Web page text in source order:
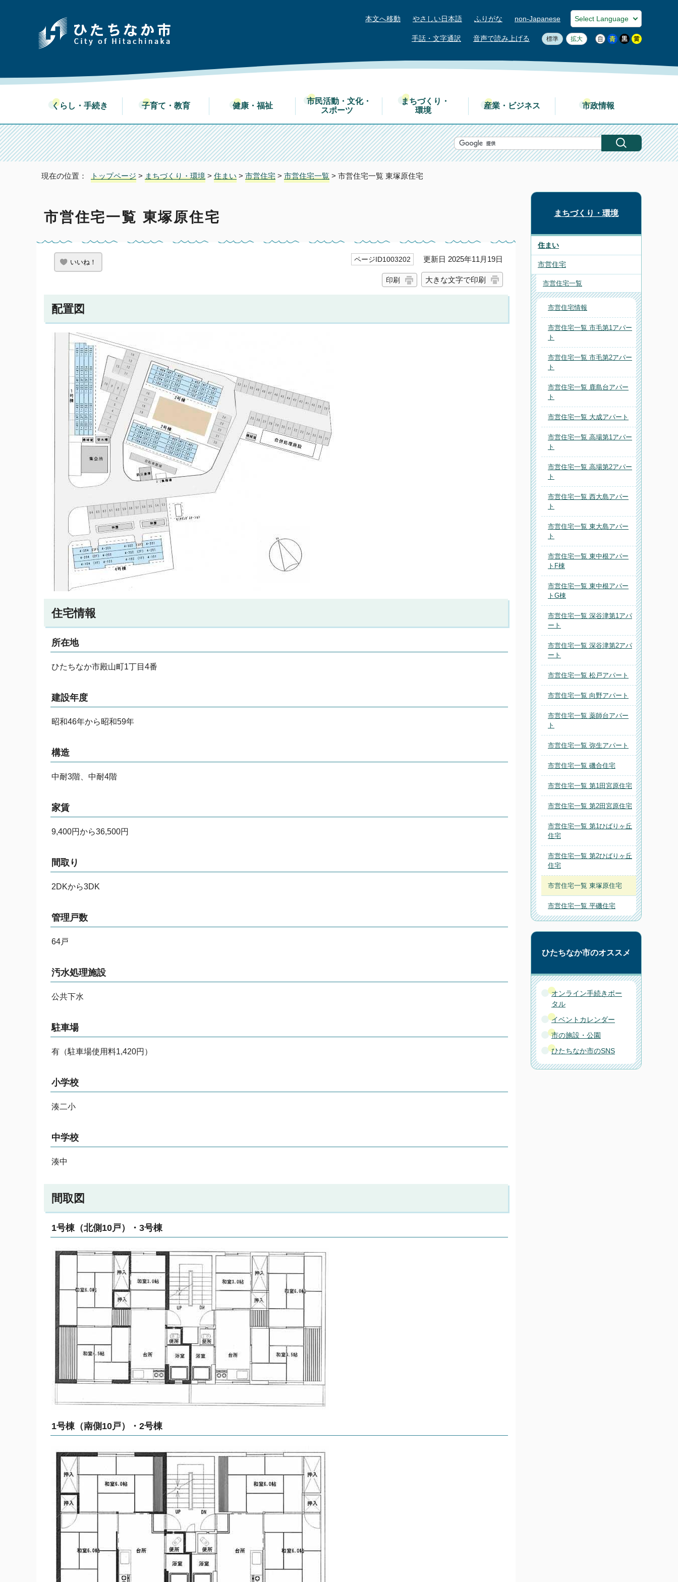
本文へ移動 やさしい日本語 ふりがな non-Japanese
手話・文字通訳 音声で読み上げる 標準 拡大
くらし・手続き 子育て・教育 健康・福祉
市民活動・文化・
スポーツ
まちづくり・
環境
産業・ビジネス 市政情報
現在の位置： トップページ > まちづくり・環境 > 住まい > 市営住宅 > 市営住宅一覧 > 市営住宅一覧 東塚原住宅
市営住宅一覧 東塚原住宅
いいね！ ページID1003202 更新日 2025年11月19日
印刷 大きな文字で印刷
配置図
住宅情報
所在地
ひたちなか市殿山町1丁目4番
建設年度
昭和46年から昭和59年
構造
中耐3階、中耐4階
家賃
9,400円から36,500円
間取り
2DKから3DK
管理戸数
64戸
汚水処理施設
公共下水
駐車場
有（駐車場使用料1,420円）
小学校
湊二小
中学校
湊中
間取図
1号棟（北側10戸）・3号棟
1号棟（南側10戸）・2号棟
まちづくり・環境
住まい
市営住宅
市営住宅一覧
市営住宅情報
市営住宅一覧 市毛第1アパー
ト
市営住宅一覧 市毛第2アパー
ト
市営住宅一覧 鹿島台アパー
ト
市営住宅一覧 大成アパート
市営住宅一覧 高場第1アパー
ト
市営住宅一覧 高場第2アパー
ト
市営住宅一覧 西大島アパー
ト
市営住宅一覧 東大島アパー
ト
市営住宅一覧 東中根アパー
トF棟
市営住宅一覧 東中根アパー
トG棟
市営住宅一覧 深谷津第1アパ
ート
市営住宅一覧 深谷津第2アパ
ート
市営住宅一覧 松戸アパート
市営住宅一覧 向野アパート
市営住宅一覧 薬師台アパー
ト
市営住宅一覧 弥生アパート
市営住宅一覧 磯合住宅
市営住宅一覧 第1田宮原住宅
市営住宅一覧 第2田宮原住宅
市営住宅一覧 第1ひばりヶ丘
住宅
市営住宅一覧 第2ひばりヶ丘
住宅
市営住宅一覧 東塚原住宅
市営住宅一覧 平磯住宅
ひたちなか市のオススメ
オンライン手続きポー
タル
イベントカレンダー
市の施設・公園
ひたちなか市のSNS